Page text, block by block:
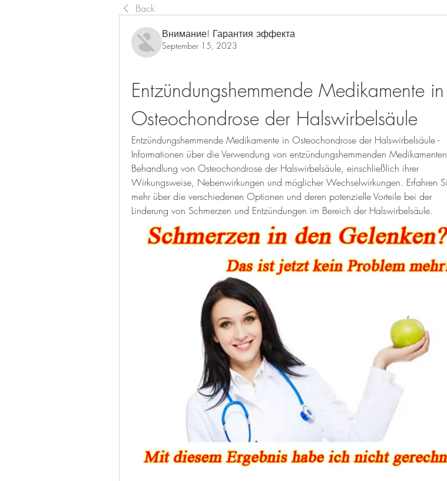
Back
Внимание! Гарантия эффекта
September 15, 2023
Entzündungshemmende Medikamente in
Osteochondrose der Halswirbelsäule
Entzündungshemmende Medikamente in Osteochondrose der Halswirbelsäule -
Informationen über die Verwendung von entzündungshemmenden
Behandlung von Osteochondrose der Halswirbelsäule, einschließlich ihrer
Wirkungsweise, Nebenwirkungen und möglicher Wechselwirkungen. Erfahren
mehr über die verschiedenen Optionen und deren potenzielle Vorteile bei der
Linderung von Schmerzen und Entzündungen im Bereich der Halswirbelsäule.